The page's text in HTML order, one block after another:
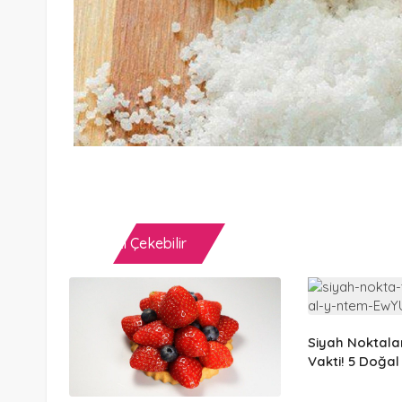
İlginizi Çekebilir
Siyah
Vakti! 5 Doğal